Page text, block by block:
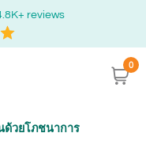
reviews
0
ด้วยโภชนาการ